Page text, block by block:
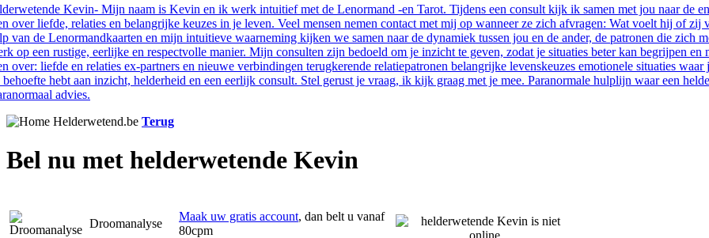
Terug
Bel nu met helderwetende Kevin
Droomanalyse
Maak uw gratis account, dan belt u vanaf
80cpm